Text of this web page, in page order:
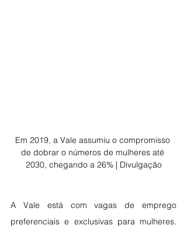
Em 2019, a Vale assumiu o compromisso
de dobrar o números de mulheres até
2030, chegando a 26% | Divulgação
A Vale está com vagas de emprego
preferenciais e exclusivas para mulheres.